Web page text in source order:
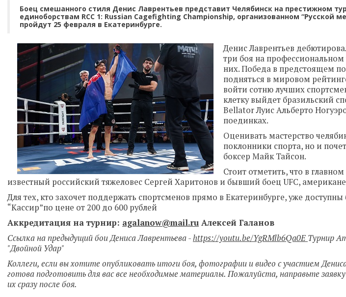
Боец смешанного стиля Денис Лаврентьев представит Челябинск на престижном
единоборствам RCC 1: Russian Cagefighting Championship, организованном “Русской
пройдут 25 февраля в Екатеринбурге.
Денис Лаврентьев
три боя на
них. Победа в предстоящем
подняться в мировом
войти сотню лучших
клетку выйдет бразильский
Bellator Луис Альберто
поединках.
Оценивать мастерство
поклонники спорта, но и
боксер Майк Тайсон.
Стоит отметить, что в
известный российский тяжеловес Сергей Харитонов и бывший боец UFC,
Для тех, кто захочет поддержать спортсменов прямо в Екатеринбурге, уже
“Кассир”по цене от 200 до 600 рублей
Аккредитация на турнир: agalanow@mail.ru Алексей Галанов
Ссылка на предыдущий бои Дениса Лаврентьева -https://youtu.be/YgRMlb6Qa0E Турнир
"Двойной Удар"
Коллеги, если вы хотите опубликовать итоги боя, фотографии и видео с участием
готова подготовить для вас все необходимые материалы. Пожалуйста, направьте
их сразу после боя.